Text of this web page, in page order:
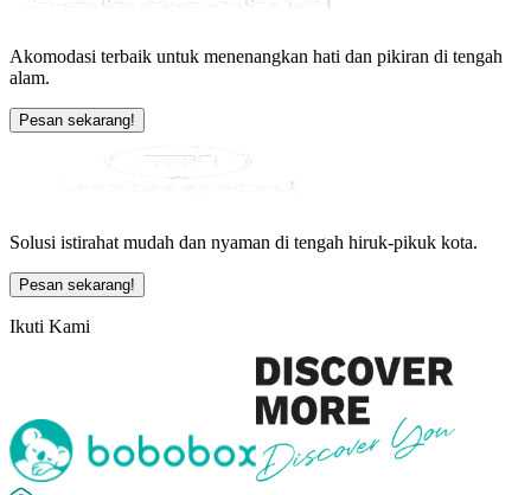
Akomodasi terbaik untuk menenangkan hati dan pikiran di tengah
alam.
Pesan sekarang!
Solusi istirahat mudah dan nyaman di tengah hiruk-pikuk kota.
Pesan sekarang!
Ikuti Kami